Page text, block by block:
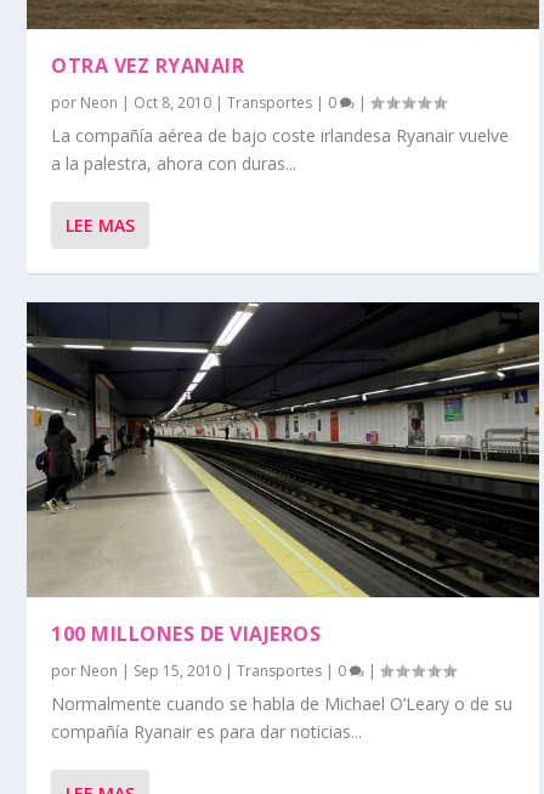
OTRA VEZ RYANAIR
por Neon | Oct 8, 2010 |Transportes | 0 |
La compañía aérea de bajo coste irlandesa Ryanair vuelve
a la palestra, ahora con duras...
LEE MAS
100 MILLONES DE VIAJEROS
por Neon | Sep 15, 2010 |Transportes | 0 |
Normalmente cuando se habla de Michael O’Leary o de su
compañía Ryanair es para dar noticias...